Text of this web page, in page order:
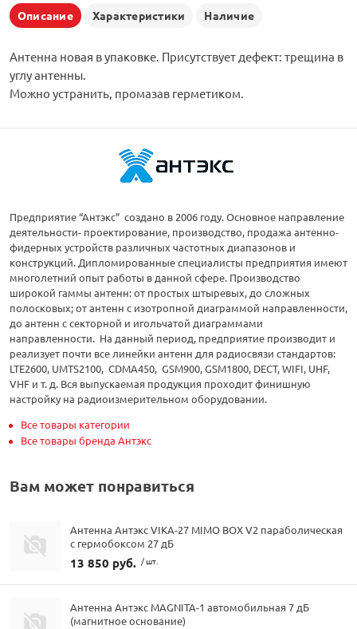
Описание Характеристики Наличие
Антенна новая в упаковке. Присутствует дефект: трещина в
углу антенны.
Можно устранить, промазав герметиком.
Предприятие “Антэкс” создано в 2006 году. Основное направление
деятельности- проектирование, производство, продажа антенно-
фидерных устройств различных частотных диапазонов и
конструкций. Дипломированные специалисты предприятия имеют
многолетний опыт работы в данной сфере. Производство
широкой гаммы антенн: от простых штыревых, до сложных
полосковых; от антенн с изотропной диаграммой направленности,
до антенн с секторной и игольчатой диаграммами
направленности. На данный период, предприятие производит и
реализует почти все линейки антенн для радиосвязи стандартов:
LTE2600, UMTS2100, CDMA450, GSM900, GSM1800, DECT, WIFI, UHF,
VHF и т. д. Вся выпускаемая продукция проходит финишную
настройку на радиоизмерительном оборудовании.
Все товары категории
Все товары бренда Антэкс
Вам может понравиться
Антенна Антэкс VIKA-27 MIMO BOX V2 параболическая
с гермобоксом 27 дБ
13 850 руб. / шт.
Антенна Антэкс MAGNITA-1 автомобильная 7 дБ
(магнитное основание)